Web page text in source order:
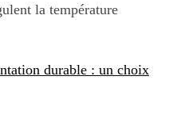
la température
durable : un choix